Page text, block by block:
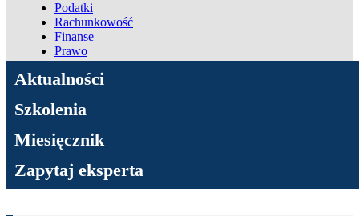
Podatki
Rachunkowość
Finanse
Prawo
ADN Podatki
Aktualności
Szkolenia
Miesięcznik
Zapytaj eksperta